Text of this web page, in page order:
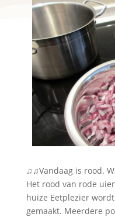
♫♫Vandaag is rood.
Het rood van rode
huize Eetplezier
gemaakt. Meerdere